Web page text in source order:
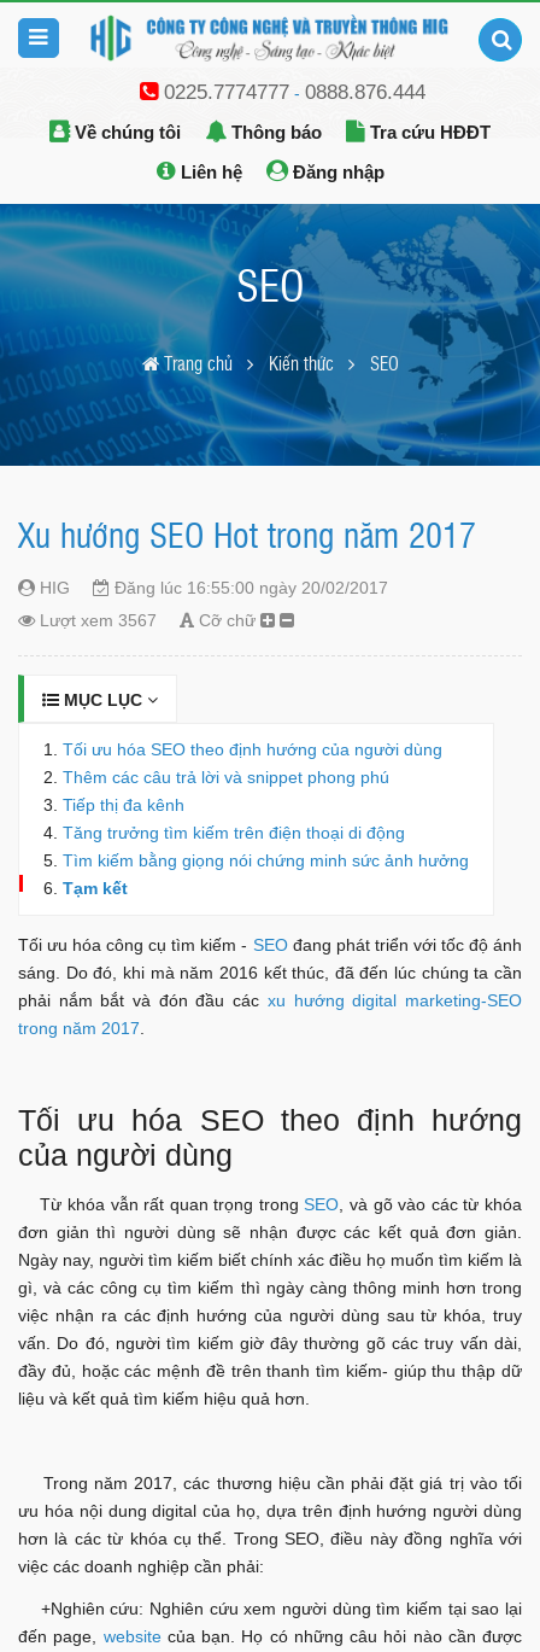
0225.7774777- 0888.876.444
Về chúng tôi Thông báo
Tra cứu HĐĐT
Liên hệ
Đăng nhập
SEO
Trang chủ Kiến thức SEO
Xu hướng SEO Hot trong năm 2017
HIG
Đăng lúc 16:55:00 ngày 20/02/2017
Lượt xem 3567
Cỡ chữ
MỤC LỤC
Tối ưu hóa SEO theo định hướng của người dùng
Thêm các câu trả lời và snippet phong phú
Tiếp thị đa kênh
Tăng trưởng tìm kiếm trên điện thoại di động
Tìm kiếm bằng giọng nói chứng minh sức ảnh hưởng
Tạm kết
Tối ưu hóa công cụ tìm kiếm - SEOđang phát triển với tốc độ ánh
sáng. Do đó, khi mà năm 2016 kết thúc, đã đến lúc chúng ta cần
phải nắm bắt và đón đầu các xu hướng digital marketing-SEO
trong năm 2017
Tối ưu hóa SEO theo định hướng
của người dùng
Từ khóa vẫn rất quan trọng trongSEO , và gõ vào các từ khóa
đơn giản thì người dùng sẽ nhận được các kết quả đơn giản.
Ngày nay, người tìm kiếm biết chính xác điều họ muốn tìm kiếm là
gì, và các công cụ tìm kiếm thì ngày càng thông minh hơn trong
việc nhận ra các định hướng của người dùng sau từ khóa, truy
vấn. Do đó, người tìm kiếm giờ đây thường gõ các truy vấn dài,
đầy đủ, hoặc các mệnh đề trên thanh tìm kiếm- giúp thu thập dữ
liệu và kết quả tìm kiếm hiệu quả hơn.
Trong năm 2017, các thương hiệu cần phải đặt giá trị vào tối
ưu hóa nội dung digital của họ, dựa trên định hướng người dùng
hơn là các từ khóa cụ thể. Trong SEO, điều này đồng nghĩa với
việc các doanh nghiệp cần phải:
+Nghiên cứu: Nghiên cứu xem người dùng tìm kiếm tại sao lại
đến page, website của bạn. Họ có những câu hỏi nào cần được